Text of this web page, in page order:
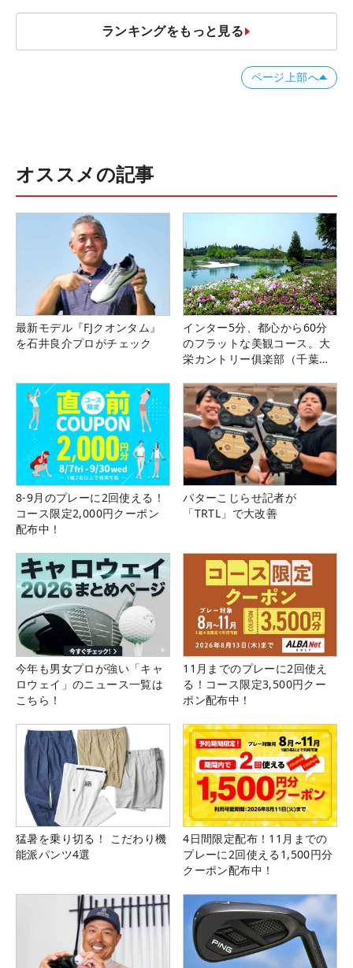
ランキングをもっと見る
ページ上部へ
オススメの記事
最新モデル『FJクオンタム』
を石井良介プロがチェック
インター5分、都心から60分
のフラットな美観コース。大
栄カントリー俱楽部（千葉
8-9月のプレーに2回使える！
コース限定2,000円クーポン
配布中！
パターこじらせ記者が
「TRTL」で大改善
今年も男女プロが強い「キャ
ロウェイ」のニュース一覧は
こちら！
11月までのプレーに2回使え
る！コース限定3,500円クー
ポン配布中！
猛暑を乗り切る！ こだわり機
能派パンツ4選
4日間限定配布！11月までの
プレーに2回使える1,500円分
クーポン配布中！